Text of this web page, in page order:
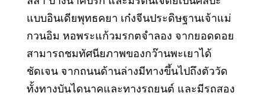
แบบอินเดียพุทธคยา เก๋งจีนประดิษฐานเจ้าแม่
กวนอิม หอพระแก้วมรกตจำลอง จากยอดดอย
สามารถชมทัศนียภาพของกว๊านพะเยาได้
ชัดเจน จากถนนด้านล่างมีทางขึ้นไปถึงตัววัด
ทั้งทางบันไดนาคและทางรถยนต์ และมีรถสอง